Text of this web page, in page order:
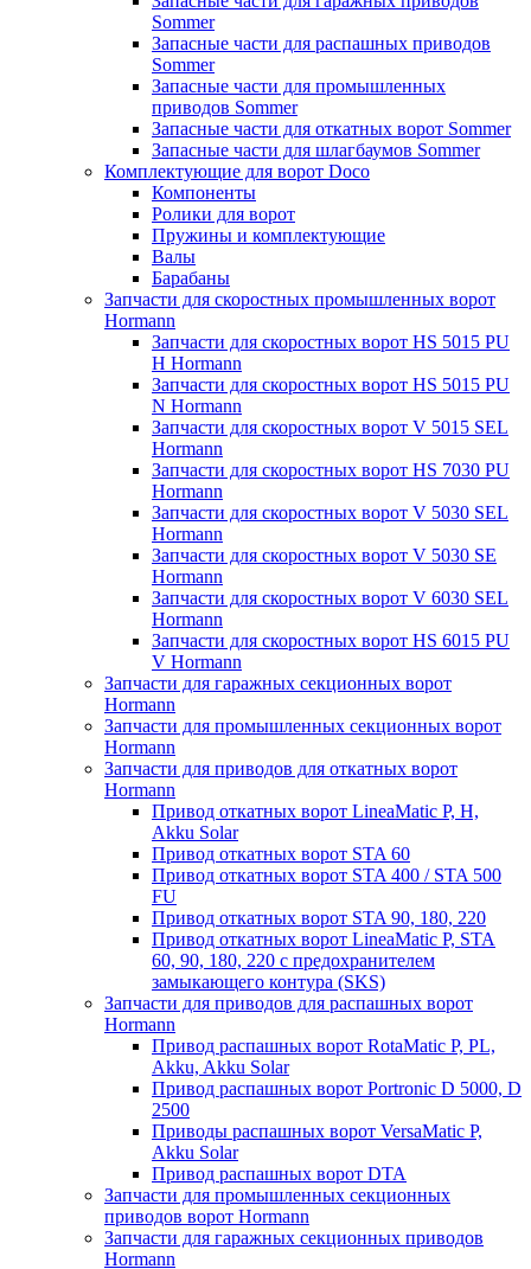
Sommer
Запасные части для распашных приводов
Sommer
Запасные части для промышленных
приводов Sommer
Запасные части для откатных ворот Sommer
Запасные части для шлагбаумов Sommer
Комплектующие для ворот Doco
Компоненты
Ролики для ворот
Пружины и комплектующие
Валы
Барабаны
Запчасти для скоростных промышленных ворот
Hormann
Запчасти для скоростных ворот HS 5015 PU
H Hormann
Запчасти для скоростных ворот HS 5015 PU
N Hormann
Запчасти для скоростных ворот V 5015 SEL
Hormann
Запчасти для скоростных ворот HS 7030 PU
Hormann
Запчасти для скоростных ворот V 5030 SEL
Hormann
Запчасти для скоростных ворот V 5030 SE
Hormann
Запчасти для скоростных ворот V 6030 SEL
Hormann
Запчасти для скоростных ворот HS 6015 PU
V Hormann
Запчасти для гаражных секционных ворот
Hormann
Запчасти для промышленных секционных ворот
Hormann
Запчасти для приводов для откатных ворот
Hormann
Привод откатных ворот LineaMatic P, H,
Akku Solar
Привод откатных ворот STA 60
Привод откатных ворот STA 400 / STA 500
FU
Привод откатных ворот STA 90, 180, 220
Привод откатных ворот LineaMatic P, STA
60, 90, 180, 220 с предохранителем
замыкающего контура (SKS)
Запчасти для приводов для распашных ворот
Hormann
Привод распашных ворот RotaMatic P, PL,
Akku, Akku Solar
Привод распашных ворот Portronic D 5000, D
2500
Приводы распашных ворот VersaMatic P,
Akku Solar
Привод распашных ворот DTA
Запчасти для промышленных секционных
приводов ворот Hormann
Запчасти для гаражных секционных приводов
Hormann